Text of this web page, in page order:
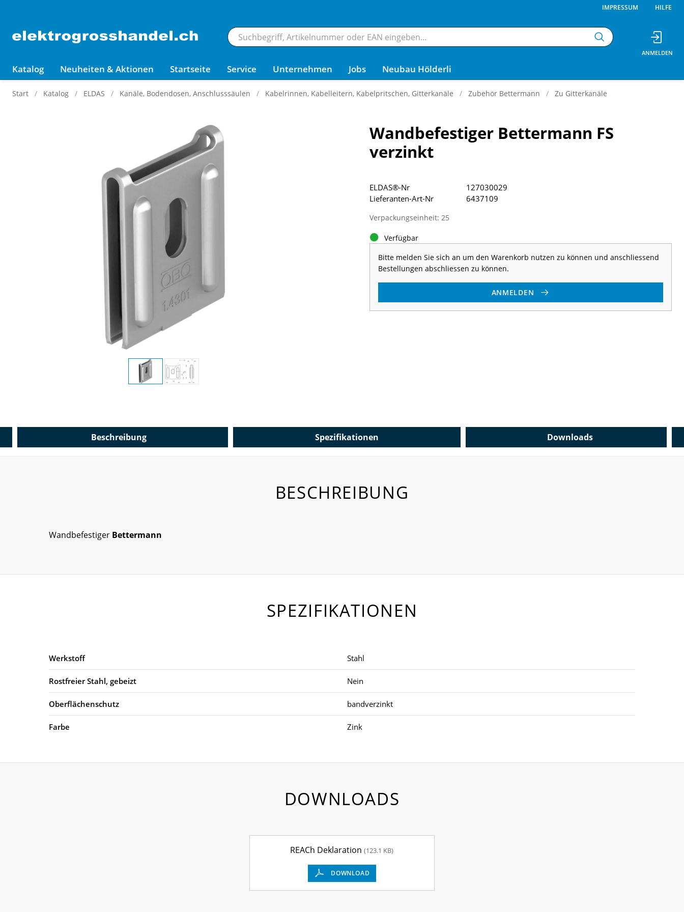
IMPRESSUM HILFE
Katalog Neuheiten & Aktionen Startseite Service Unternehmen Jobs Neubau Hölderli
Start Katalog ELDAS Kanäle, Bodendosen, Anschlusssäulen Kabelrinnen, Kabelleitern, Kabelpritschen, Gitterkanäle Zubehör Bettermann Zu Gitterkanäle
Wandbefestiger Bettermann FS
verzinkt
Verpackungseinheit: 25
Verfügbar
Bitte melden Sie sich an um den Warenkorb nutzen zu können und anschliessend
Bestellungen abschliessen zu können.
ANMELDEN
ELDAS®-Nr
127030029
Lieferanten-Art-Nr
6437109
Beschreibung Spezifikationen Downloads
BESCHREIBUNG
Wandbefestiger Bettermann
SPEZIFIKATIONEN
Werkstoff Stahl
Rostfreier Stahl, gebeizt Nein
Oberflächenschutz bandverzinkt
Farbe Zink
DOWNLOADS
REACh Deklaration(123.1 KB)
DOWNLOAD